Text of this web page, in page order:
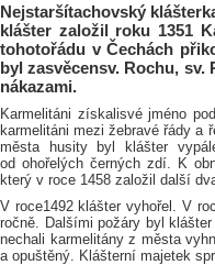
Nejstaršítachovský
klášter založil roku 1351
tohotořádu v Čechách
byl zasvěcensv. Rochu,
nákazami.
Karmelitáni získalisvé jméno
karmelitáni mezi žebravé řády a
města husity byl klášter
od ohořelých černých zdí. K
který v roce 1458 založil další
V roce1492 klášter vyhořel. V
ročně. Dalšími požáry byl
nechali karmelitány z města
a opuštěný. Klášterní majetek